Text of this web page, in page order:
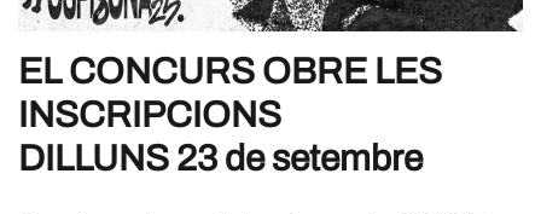
EL CONCURS OBRE LES
INSCRIPCIONS
DILLUNS 23 de setembre